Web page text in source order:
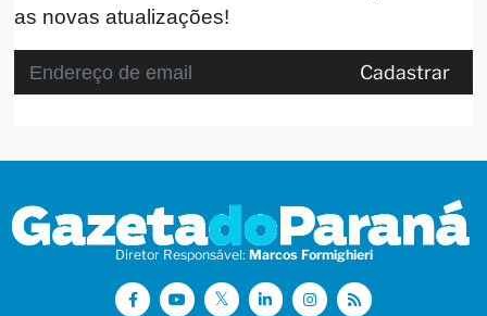
as novas atualizações!
Cadastrar
Diretor Responsável: Marcos Formighieri